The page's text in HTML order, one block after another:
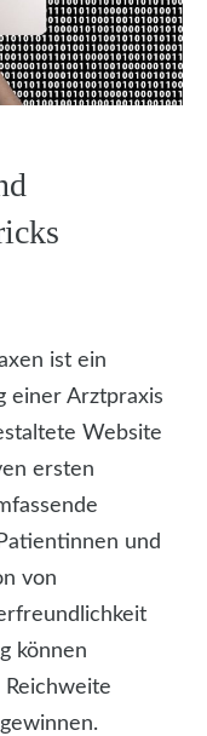
ist ein
einer Arztpraxis
Website
ersten
und
von
können